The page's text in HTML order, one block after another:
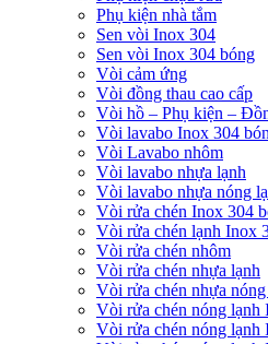
Phụ kiện nhà tắm
Sen vòi Inox 304
Sen vòi Inox 304 bóng
Vòi cảm ứng
Vòi đồng thau cao cấp
Vòi hồ – Phụ kiện –
Vòi lavabo Inox 304
Vòi Lavabo nhôm
Vòi lavabo nhựa lạnh
Vòi lavabo nhựa nóng
Vòi rửa chén Inox 304
Vòi rửa chén lạnh Inox
Vòi rửa chén nhôm
Vòi rửa chén nhựa lạnh
Vòi rửa chén nhựa
Vòi rửa chén nóng lạnh
Vòi rửa chén nóng lạnh